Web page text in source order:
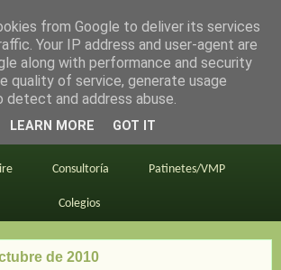
madrid
BiciMAD Primeros consejos
Consultoría Patinetes/VMP
Colegios
de 2010
from Google to deliver its services
Your IP address and user-agent are
along with performance and security
quality of service, generate usage
and address abuse.
LEARN MORE GOT IT